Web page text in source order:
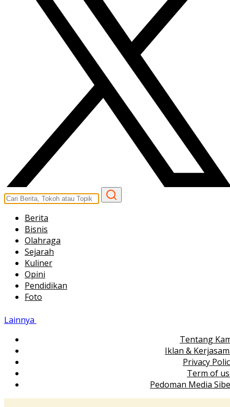
Berita
Bisnis
Olahraga
Sejarah
Kuliner
Opini
Pendidikan
Foto
Lainnya
Tentang
Iklan &
Privacy
Term of
Pedoman Media